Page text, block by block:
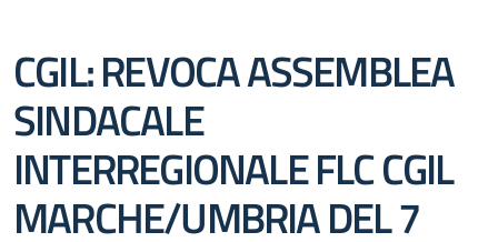
CGIL: REVOCA ASSEMBLEA
SINDACALE
INTERREGIONALE FLC CGIL
MARCHE/UMBRIA DEL 7